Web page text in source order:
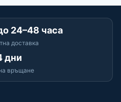
24–48 часа
доставка
дни
връщане